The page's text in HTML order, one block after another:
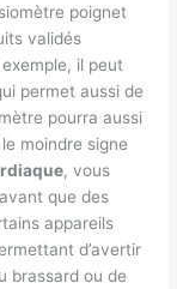
poignet
validés
il peut
permet aussi de
pourra aussi
moindre signe
, vous
que des
appareils
d’avertir
brassard ou de